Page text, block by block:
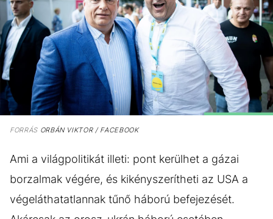
FORRÁSORBÁN VIKTOR / FACEBOOK
Ami a világpolitikát illeti: pont kerülhet a gázai
borzalmak végére, és kikényszerítheti az USA a
végeláthatatlannak tűnő háború befejezését.